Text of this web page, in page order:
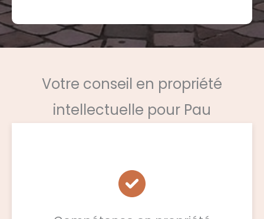
Votre conseil en propriété
intellectuelle pour Pau